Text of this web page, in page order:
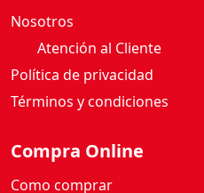
Nosotros
Atención al Cliente
Política de privacidad
Términos y condiciones
Compra Online
Como comprar